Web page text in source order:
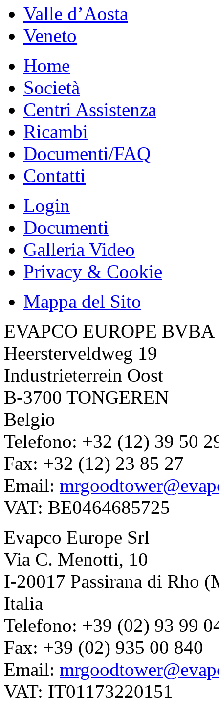
Valle d’Aosta
Veneto
Home
Società
Centri Assistenza
Ricambi
Documenti/FAQ
Contatti
Login
Documenti
Galleria Video
Privacy & Cookie
Mappa del Sito
EVAPCO EUROPE BVBA
Heersterveldweg 19
Industrieterrein Oost
B-3700 TONGEREN
Belgio
Telefono: +32 (12) 39 50
Fax: +32 (12) 23 85 27
Email:
VAT: BE0464685725
Evapco Europe Srl
Via C. Menotti, 10
I-20017 Passirana di Rho
Italia
Telefono: +39 (02) 93 99
Fax: +39 (02) 935 00 840
Email:
VAT: IT01173220151